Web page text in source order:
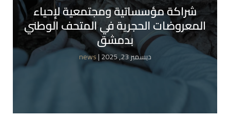
شراكة مؤسساتية ومجتمعية لإحياء
المعروضات الحجرية في المتحف الوطني
بدمشق
news | ديسمبر 23, 2025